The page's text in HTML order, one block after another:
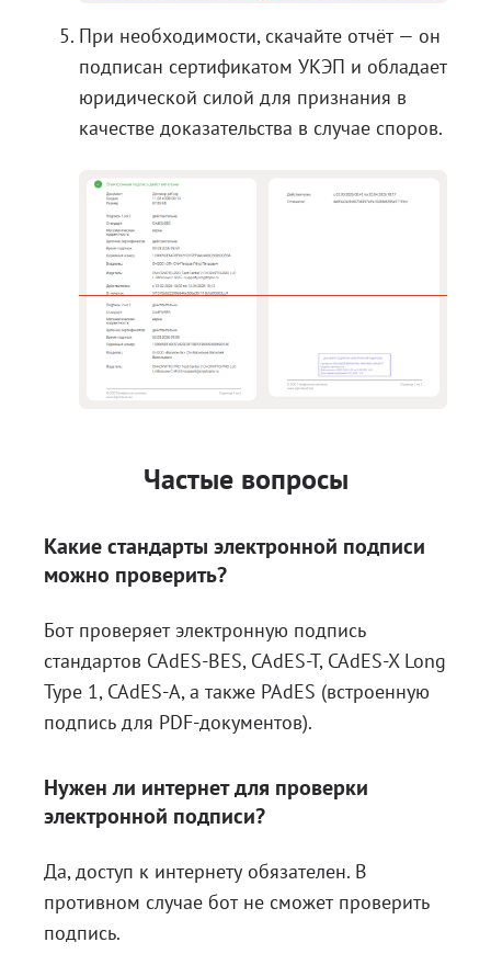
При необходимости, скачайте отчёт — он
подписан сертификатом УКЭП и обладает
юридической силой для признания в
качестве доказательства в случае споров.
Частые вопросы
Какие стандарты электронной подписи
можно проверить?
Бот проверяет электронную подпись
стандартов CAdES-BES, CAdES-T, CAdES-X Long
Type 1, CAdES-A, а также PAdES (встроенную
подпись для PDF-документов).
Нужен ли интернет для проверки
электронной подписи?
Да, доступ к интернету обязателен. В
противном случае бот не сможет проверить
подпись.